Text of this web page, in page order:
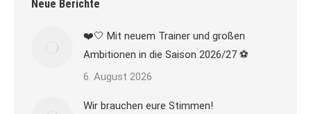
Neue Berichte
❤️🤍 Mit neuem Trainer und großen
Ambitionen in die Saison 2026/27 ⚽
6. August 2026
Wir brauchen eure Stimmen!